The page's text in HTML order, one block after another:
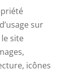
sur
site
icônes